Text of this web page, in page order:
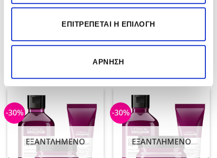
ΕΠΙΤΡΈΠΕΤΑΙ Η ΕΠΙΛΟΓΉ
ΆΡΝΗΣΗ
δάχτυλα.
Αφήστε τα μαλλιά να στεγνώσουν φυσικά ή στεγνώστε
απαλά με φυσούνα.
Φρεσκάρετε τις ρίζες την επόμενη ημέρα με το
-30%
ΕΞΑΝΤΛΗΜΈΝΟ
-30%
ΕΞΑΝΤΛΗΜΈΝΟ